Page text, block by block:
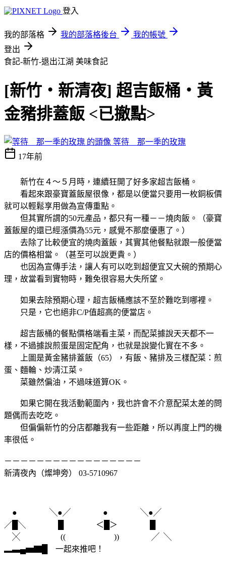
登入
我的部落格 我的部落格後台
我的帳號
登出
食記-新竹-退出江湖 美味食記
[新竹‧新清夜] 超吉飯桶‧黃
金豬排蓋飯 <已撤點>
等待 那一季的玫瑰
17年前
新竹在４～５月時，連續狂開了好多家超吉飯桶。
看起來跟豪寶蓋飯屋很像，都是以便當只要用一枚銅板價
就可以輕鬆享用做為宣傳重點。
但其實所謂的50元產品，都只有一種－－燒肉飯。（豪寶
蓋飯屋的還已經漲價為55元，感覺不那麼優惠了。）
去除了比較便宜的燒肉蓋飯，其實其他餐點就跟一般便當
店的價格相當。（甚至可以說更貴。）
也因為宣傳手法，讓人有可以吃到超便宜又大碗的預期心
理，故當看到實物時，難免很容易大失所望。
如果去除預期心理，超吉飯桶應該不至於難吃到哪裡。
只是，它也絕非C/P值超高的便當店。
超吉飯桶的餐點價格端看主菜，而配菜據說天天都不一
樣，不過據說煎蛋是固定配角，也就是說變化實在不多。
上圖是黃金豬排蓋飯（65），有飯、豬排及三樣配菜：煎
蛋、麵輪、炒清江菜。
菜雖然偏油，不過味道算OK。
如果它開在我活動範圍內，我也許會不介意配菜太差的問
題偶而去吃吃。
但偏偏新竹的分店都離我有一些距離，所以再度上門的機
率很低。
－－－－－－－－－－－－－－－－－
新清夜內（燦坤旁） 03-5710967
● ╲●╱ ● ╲●╱
／█╲ █ ＜█＞ █
╳ (( ))
╱ ╲
▂▃▄▅▇█ 一起來推吧！